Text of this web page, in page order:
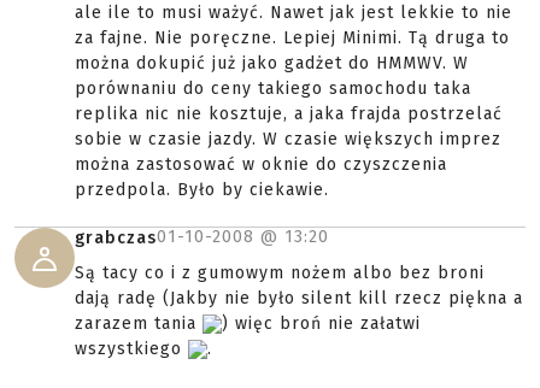
ale ile to musi ważyć. Nawet jak jest lekkie to nie
za fajne. Nie poręczne. Lepiej Minimi. Tą druga to
można dokupić już jako gadżet do HMMWV. W
porównaniu do ceny takiego samochodu taka
replika nic nie kosztuje, a jaka frajda postrzelać
sobie w czasie jazdy. W czasie większych imprez
można zastosować w oknie do czyszczenia
przedpola. Było by ciekawie.
grabczas01-10-2008 @ 13:20
Są tacy co i z gumowym nożem albo bez broni
dają radę (Jakby nie było silent kill rzecz piękna a
zarazem tania
) więc broń nie załatwi
wszystkiego
.